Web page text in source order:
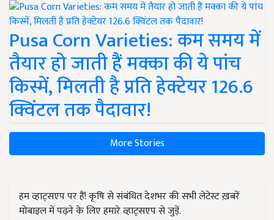
Pusa Corn Varieties: कम समय में
तैयार हो जाती हैं मक्का की ये पांच
किस्में, मिलती है प्रति हेक्टेयर 126.6
क्विंटल तक पैदावार!
More Stories
हम व्हाट्सएप पर हैं! कृषि से संबंधित देशभर की सभी लेटेस्ट ख़बरें
मोबाइल में पढ़ने के लिए हमारे व्हाट्सएप से जुड़ें.